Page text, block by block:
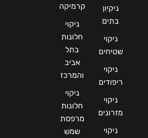
ניקיון
בתים
ניקוי
שטיחים
ניקוי
ריפודים
ניקוי
מזרונים
ניקוי
קרמיקה
ניקוי
חלונות
בתל
אביב
והמרכז
ניקוי
חלונות
מרפסת
שמש